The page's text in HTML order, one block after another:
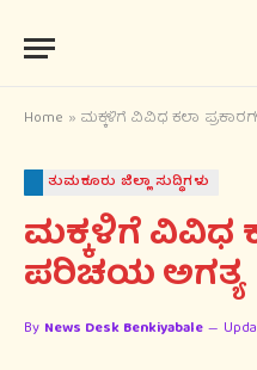
Home » ಮಕ್ಕಳಿಗೆ ವಿವಿಧ ಕಲಾ
ತುಮಕೂರು ಜಿಲ್ಲಾ ಸುದ್ಧಿಗಳು
ಮಕ್ಕಳಿಗೆ ವಿವಿಧ
ಪರಿಚಯ ಅಗತ್ಯ
By News Desk Benkiyabale